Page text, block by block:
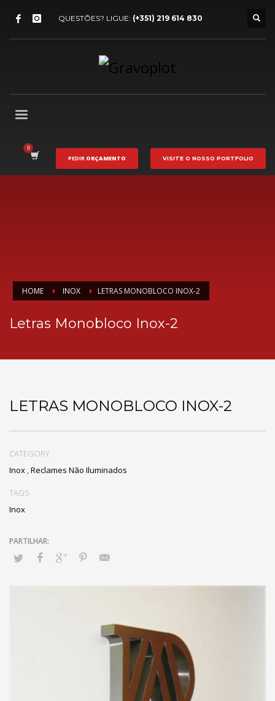
QUESTÕES? LIGUE: (+351) 219 614 830
PEDIR ORÇAMENTO VISITE O NOSSO PORTFOLIO
HOME INOX LETRAS MONOBLOCO INOX-2
Letras Monobloco Inox-2
LETRAS MONOBLOCO INOX-2
CATEGORY
Inox ,Reclames Não Iluminados
TAGS
Inox